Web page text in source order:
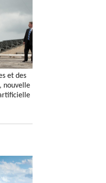
et des
nouvelle